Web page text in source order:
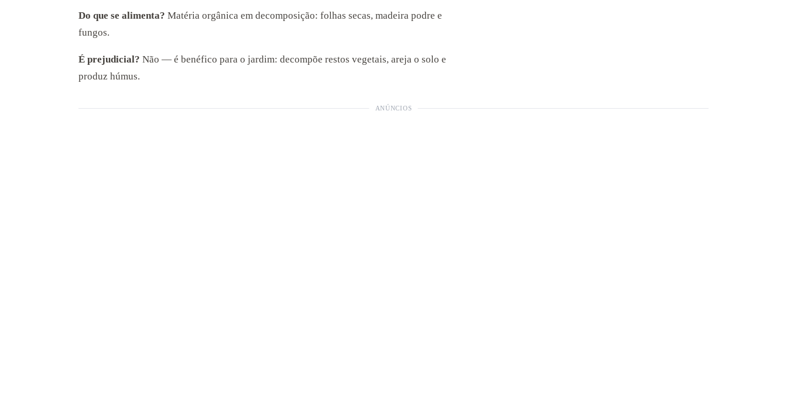
Do que se alimenta? Matéria orgânica em decomposição: folhas secas, madeira podre e
fungos.
É prejudicial? Não — é benéfico para o jardim: decompõe restos vegetais, areja o solo e
produz húmus.
ANÚNCIOS